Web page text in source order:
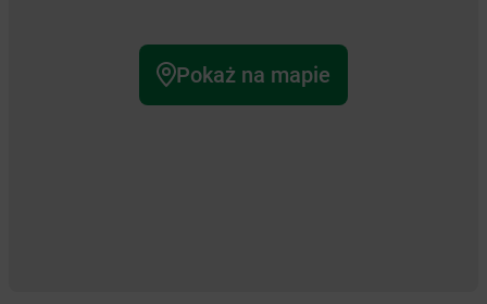
Pokaż na mapie